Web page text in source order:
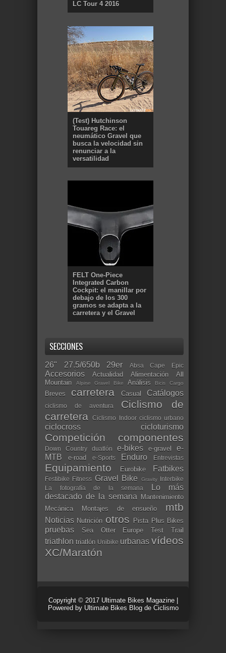
LC Tour 4 2016
(Test) Hutchinson
Touareg Race: el
neumático Gravel que
busca la velocidad sin
renunciar a la
versatilidad
FELT One-Piece
Integrated Carbon
Cockpit: el manillar por
debajo de los 300
gramos se adapta a la
carretera y el Gravel
SECCIONES
26" 27.5/650b 29er Absa Cape Epic
Accesorios Actualidad Alimentación
All
Mountain
Alpine Gravel Bike Análisis Bicis Cargo
Breves carretera Casual Catálogos
ciclismo de aventura
Ciclismo de
carretera
Ciclismo Indoor ciclismo urbano
ciclocross cicloturismo
Competición componentes
Down Country duatlón e-bikes e-gravel
e-
MTB
e-road e-Sports Enduro Entrevistas
Equipamiento Eurobike Fatbikes
Festibike Fitness Gravel Bike Gravity Interbike
La fotografía de la semana
Lo más
destacado de la semana
Mantenimiento
Mecánica
Montajes de ensueño mtb
Noticias Nutrición otros Pista Plus Bikes
pruebas Sea Otter Europe Test Trail
triathlon triatlón Unibike urbanas vídeos
XC/Maratón
Copyright © 2017 Ultimate Bikes Magazine|
Powered by Ultimate Bikes Blog de Ciclismo